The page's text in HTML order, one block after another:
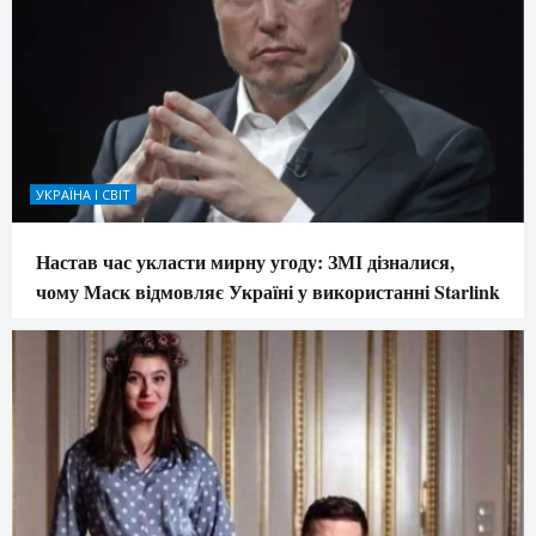
УКРАЇНА І СВІТ
Настав час укласти мирну угоду: ЗМІ дізналися,
чому Маск відмовляє Україні у використанні Starlink